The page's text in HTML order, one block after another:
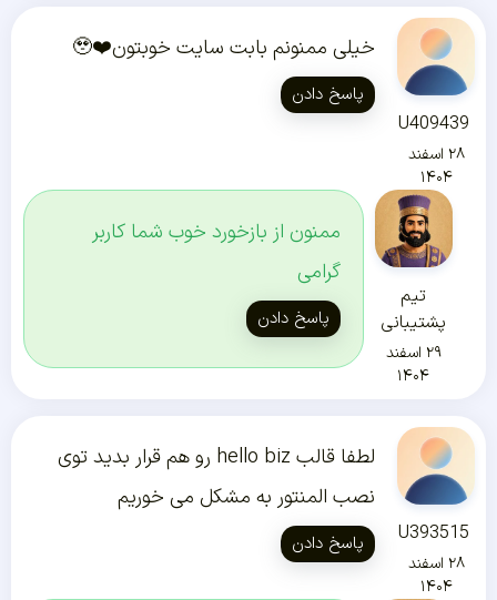
U409439
۲۸ اسفند
۱۴۰۴
خیلی ممنونم بابت سایت خوبتون❤️🥹
پاسخ دادن
تیم
پشتیبانی
۲۹ اسفند
۱۴۰۴
ممنون از بازخورد خوب شما کاربر
گرامی
پاسخ دادن
U393515
۲۸ اسفند
۱۴۰۴
لطفا قالب hello biz رو هم قرار بدید توی
نصب المنتور به مشکل می خوریم
پاسخ دادن